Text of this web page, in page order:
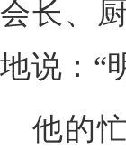
会长、
地说：“
他的